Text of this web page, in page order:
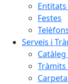
Festes
Serveis i